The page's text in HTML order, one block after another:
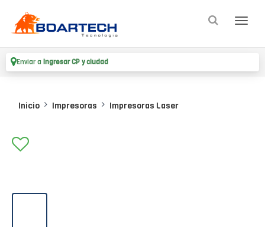
Enviar a Ingresar CP y ciudad
Inicio Impresoras Impresoras Laser